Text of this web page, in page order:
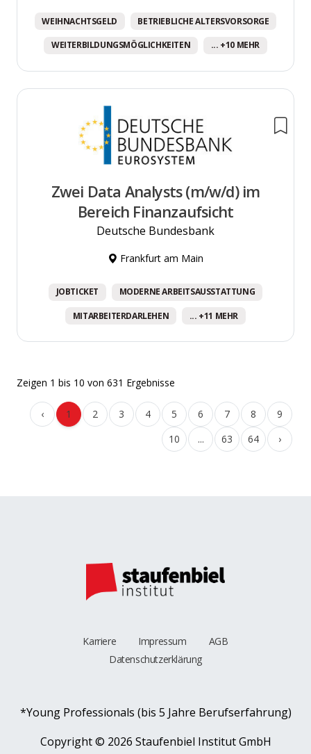
WEIHNACHTSGELD BETRIEBLICHE ALTERSVORSORGE
WEITERBILDUNGSMÖGLICHKEITEN ... +10 MEHR
Zwei Data Analysts (m/w/d) im
Bereich Finanzaufsicht
Deutsche Bundesbank
Frankfurt am Main
JOBTICKET MODERNE ARBEITSAUSSTATTUNG
MITARBEITERDARLEHEN ... +11 MEHR
Zeigen 1 bis 10 von 631 Ergebnisse
‹ 1 2 3 4 5 6 7 8
9
10
... 63 64 ›
Karriere Impressum
AGB
Datenschutzerklärung
*Young Professionals (bis 5 Jahre Berufserfahrung)
Copyright © 2026 Staufenbiel Institut GmbH